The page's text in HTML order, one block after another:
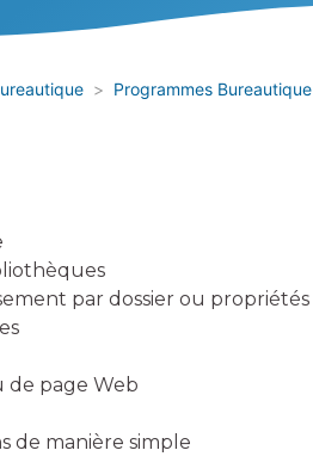
Programmes Bureautique
par dossier ou propriétés
page Web
de manière simple